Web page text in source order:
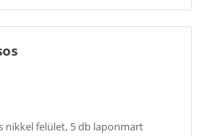
nikkel felület, 5 db laponmart
45 154 Ft